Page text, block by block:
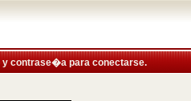
y contrase�a para conectarse.